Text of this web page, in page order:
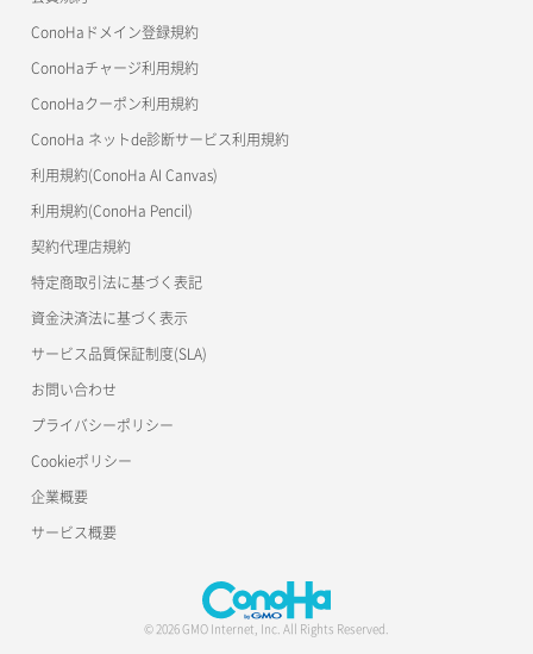
ラージオブジェクトアップロード(DLO)
一時的Web公開
ConoHa for GAME
OpenStack CLI
Terraform
s3cmd
公開API(ConoHa VPS Ver.2.0)
ConoHaドメイン登録規約
ConoHaチャージ利用規約
ConoHaクーポン利用規約
ConoHa ネットde診断サービス利用規約
利用規約(ConoHa AI Canvas)
利用規約(ConoHa Pencil)
契約代理店規約
特定商取引法に基づく表記
資金決済法に基づく表示
サービス品質保証制度(SLA)
お問い合わせ
プライバシーポリシー
Cookieポリシー
企業概要
サービス概要
© 2026 GMO Internet, Inc. All Rights Reserved.